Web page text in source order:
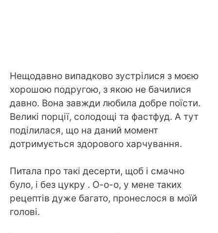
Нещодавно випадково зустрілися з моєю
хорошою подругою, з якою не бачилися
давно. Вона завжди любила добре поїсти.
Великі порції, солодощі та фастфуд. А тут
поділилася, що на даний момент
дотримується здорового харчування.
Питала про такі десерти, щоб і смачно
було, і без цукру . О-о-о, у мене таких
рецептів дуже багато, пронеслося в моїй
голові.